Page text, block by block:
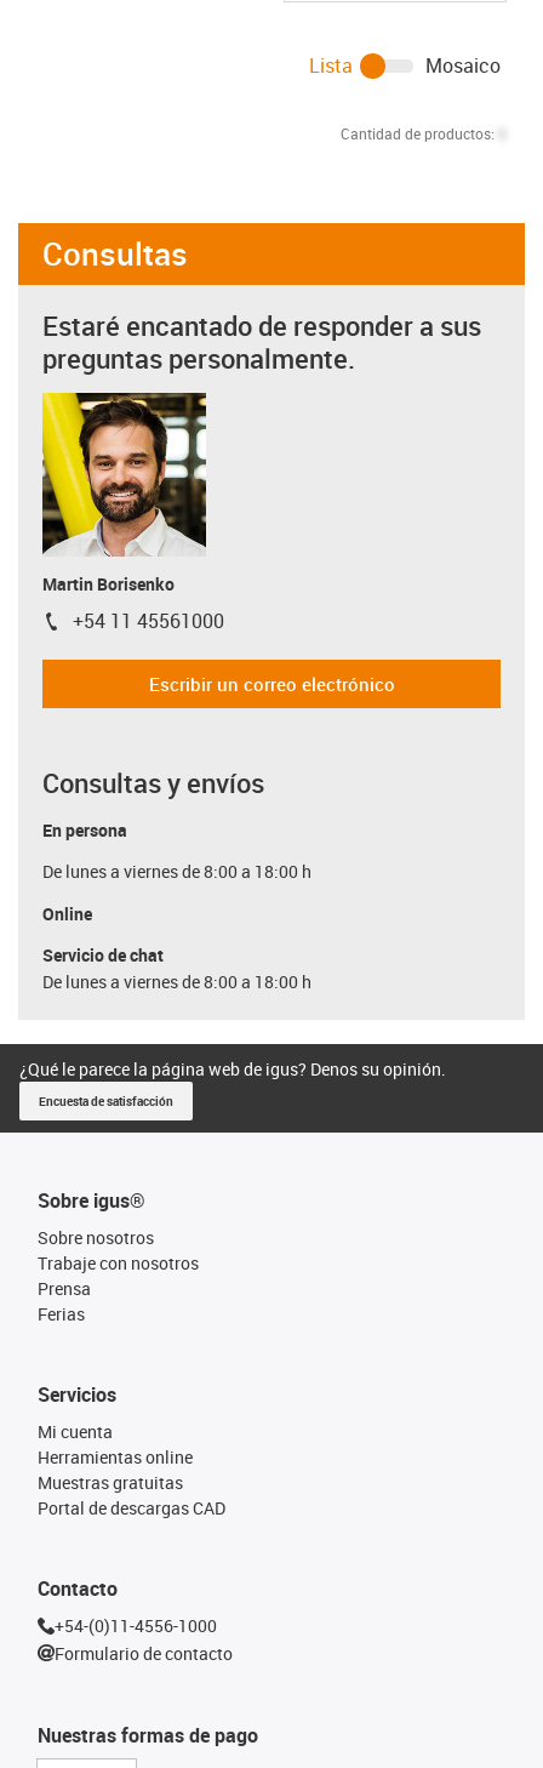
Cantidad de productos:
Lista Mosaico
Consultas
Estaré encantado de responder a sus
preguntas personalmente.
Martin Borisenko
igus-icon-phone
+54 11 45561000
Escribir un correo electrónico
Consultas y envíos
En persona
De lunes a viernes de 8:00 a 18:00 h
Online
Servicio de chat
De lunes a viernes de 8:00 a 18:00 h
¿Qué le parece la página web de igus? Denos su opinión.
Encuesta de satisfacción
Sobre igus®
Sobre nosotros
Trabaje con nosotros
Prensa
Ferias
Nuestras formas de pago
Servicios
Mi cuenta
Herramientas online
Muestras gratuitas
Portal de descargas CAD
Contacto
+54-(0)11-4556-1000
Formulario de contacto